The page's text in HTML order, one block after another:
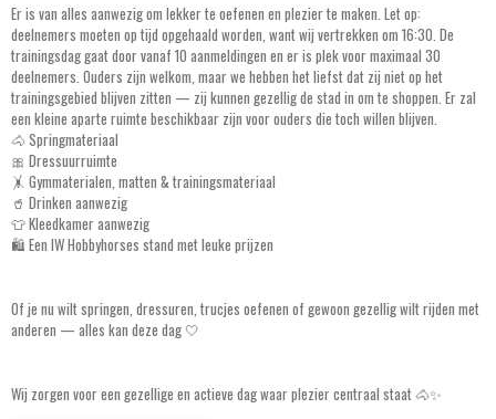
Er is van alles aanwezig om lekker te oefenen en plezier te maken. Let op:
deelnemers moeten op tijd opgehaald worden, want wij vertrekken om 16:30. De
trainingsdag gaat door vanaf 10 aanmeldingen en er is plek voor maximaal 30
deelnemers. Ouders zijn welkom, maar we hebben het liefst dat zij niet op het
trainingsgebied blijven zitten — zij kunnen gezellig de stad in om te shoppen. Er zal
een kleine aparte ruimte beschikbaar zijn voor ouders die toch willen blijven.
🐴 Springmateriaal
🎀 Dressuurruimte
🤸 Gymmaterialen, matten & trainingsmateriaal
🥤 Drinken aanwezig
👕 Kleedkamer aanwezig
🛍️ Een IW Hobbyhorses stand met leuke prijzen
Of je nu wilt springen, dressuren, trucjes oefenen of gewoon gezellig wilt rijden met
anderen — alles kan deze dag 🤍
Wij zorgen voor een gezellige en actieve dag waar plezier centraal staat 🐴✨